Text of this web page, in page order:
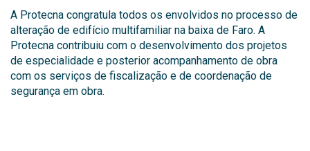
A Protecna congratula todos os envolvidos no processo de
alteração de edifício multifamiliar na baixa de Faro. A
Protecna contribuiu com o desenvolvimento dos projetos
de especialidade e posterior acompanhamento de obra
com os serviços de fiscalização e de coordenação de
segurança em obra.